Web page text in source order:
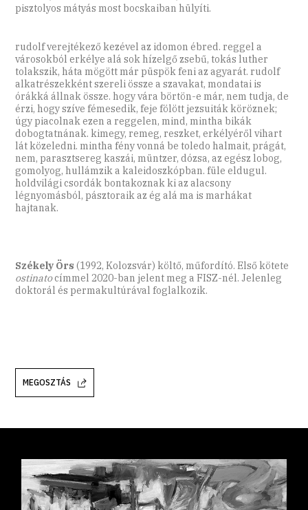
pisztolyos mátyás most bocskaiban hülyíti.
rudolf verejtékező kezével az idomon ébred. reggel a
városokból erkélye alá sok hízelgő zsebű, tokás luther
tolakszik, háta mögött már püspök feni az agyarát. rudolf
alkatrészekként szereli össze a szavakat, mondatai is
órákká állnak össze. hogy vára börtön-e már, nem tudja, de
érzi, hogy szíve fémesedik, feje fölött jezsuiták köröznek;
úgy piacolnak ezen a reggelen, mind, mintha bikák
dobogtatnának. kimegy, remeg, reszket, erkélyéről vihart
lát közeledni. mintha fény vonná be toledo halmait, prágát,
nem, parasztsereg kaszái, müntzer, dózsa, az egész lobog,
gomolyog, hullámzik a kaleidoszkópban. füle eldugul.
holdvilági csordák bontakoznak ki az alacsony
légnyomásból, pásztoraik az ég alá ma is marhákat
hajtanak.
Székely Örs (1992, Kolozsvár) költő, műfordító. Első kötete
ostinatocímmel 2020-ban jelent meg a FISZ-nél. Jelenleg
doktorál és permakultúrával foglalkozik.
MEGOSZTÁS